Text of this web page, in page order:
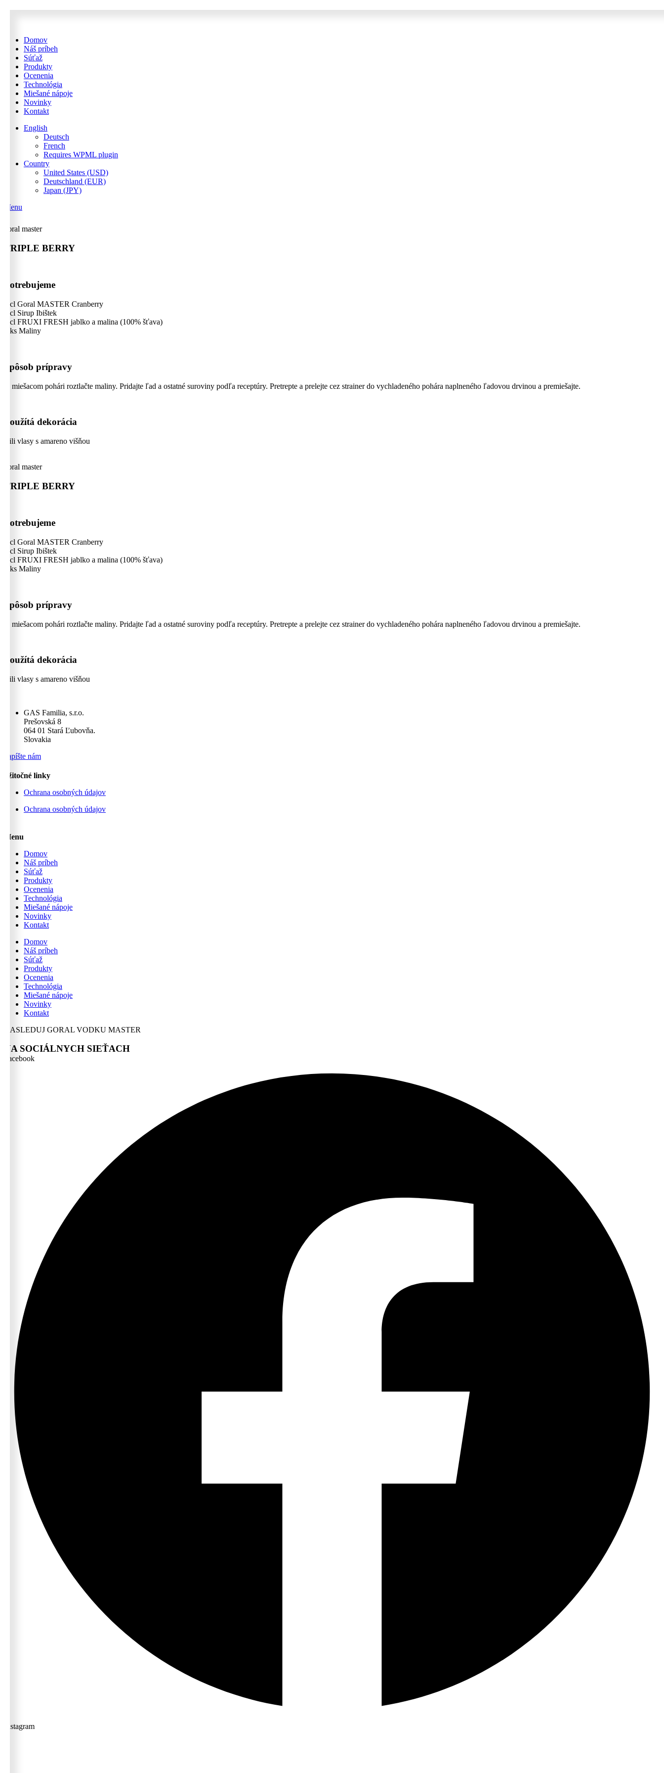
Domov
Náš príbeh
Súťaž
Produkty
Ocenenia
Technológia
Miešané nápoje
Novinky
Kontakt
English
Deutsch
French
Requires WPML plugin
Country
United States (USD)
Deutschland (EUR)
Japan (JPY)
Menu
goral master
TRIPLE BERRY
Potrebujeme
4 cl Goral MASTER Cranberry
2 cl Sirup Ibištek
2 cl FRUXI FRESH jablko a malina (100% šťava)
4 ks Maliny
Spôsob prípravy
V miešacom pohári roztlačte maliny. Pridajte ľad a ostatné suroviny podľa receptúry. Pretrepte a prelejte cez strainer do vychladeného pohára naplneného ľadovou drvinou a premiešajte.
Použítá dekorácia
Čili vlasy s amareno višňou
goral master
TRIPLE BERRY
Potrebujeme
4 cl Goral MASTER Cranberry
2 cl Sirup Ibištek
2 cl FRUXI FRESH jablko a malina (100% šťava)
4 ks Maliny
Spôsob prípravy
V miešacom pohári roztlačte maliny. Pridajte ľad a ostatné suroviny podľa receptúry. Pretrepte a prelejte cez strainer do vychladeného pohára naplneného ľadovou drvinou a premiešajte.
Použítá dekorácia
Čili vlasy s amareno višňou
GAS Familia, s.r.o.
Prešovská 8
064 01 Stará Ľubovňa.
Slovakia
napíšte nám
užitočné linky
Ochrana osobných údajov
Ochrana osobných údajov
Menu
Domov
Náš príbeh
Súťaž
Produkty
Ocenenia
Technológia
Miešané nápoje
Novinky
Kontakt
Domov
Náš príbeh
Súťaž
Produkty
Ocenenia
Technológia
Miešané nápoje
Novinky
Kontakt
NASLEDUJ GORAL VODKU MASTER
NA SOCIÁLNYCH SIEŤACH
Facebook
Instagram